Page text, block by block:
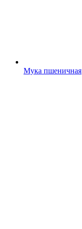
Мука пшеничная